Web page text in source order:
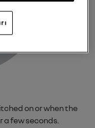
on or when the
few seconds.